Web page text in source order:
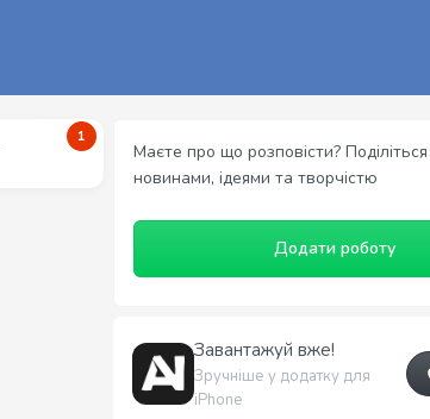
1
Маєте про що розповісти? Поділіться
новинами, ідеями та творчістю
Додати роботу
Завантажуй вже!
Зручніше у додатку для
iPhone